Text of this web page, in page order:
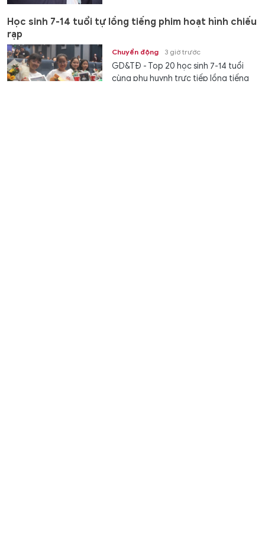
Học sinh 7-14 tuổi tự lồng tiếng phim hoạt hình chiếu
rạp
Chuyển động 3 giờ trước
GD&TĐ - Top 20 học sinh 7-14 tuổi
cùng phụ huynh trực tiếp lồng tiếng